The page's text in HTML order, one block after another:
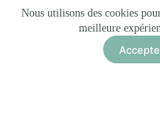
Nous utilisons des cookies
meilleure
Copyright © 2026 Mille
-Conditions
Chien Sauteur Bleu 12M+
En stock (peut être